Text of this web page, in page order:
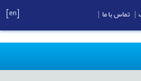
تماس با ما